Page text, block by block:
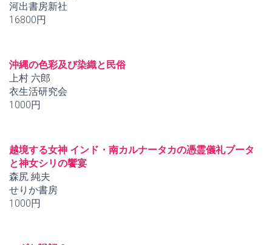
河出書房新社
16800円
沖縄の色彩及び染織と民俗
上村 六郎
衣生活研究会
1000円
越境する女神 インド・南カルナータカの憑霊儀礼ブータ
と神女シリの饗宴
森尻 純夫
せりか書房
1000円